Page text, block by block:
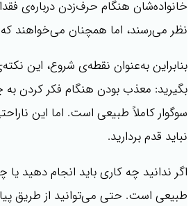
خانواده‌شان هنگام حرف‌زدن درباره‌ی
نظر می‌رسند، اما همچنان می‌خواهند که
بنابراین به‌عنوان نقطه‌ی شروع، این
بگیرید: معذب بودن هنگام فکر کردن
سوگوار کاملاً طبیعی است. اما این
نباید قدم بردارید.
اگر ندانید چه کاری باید انجام دهید یا
طبیعی است. حتی می‌توانید از طریق